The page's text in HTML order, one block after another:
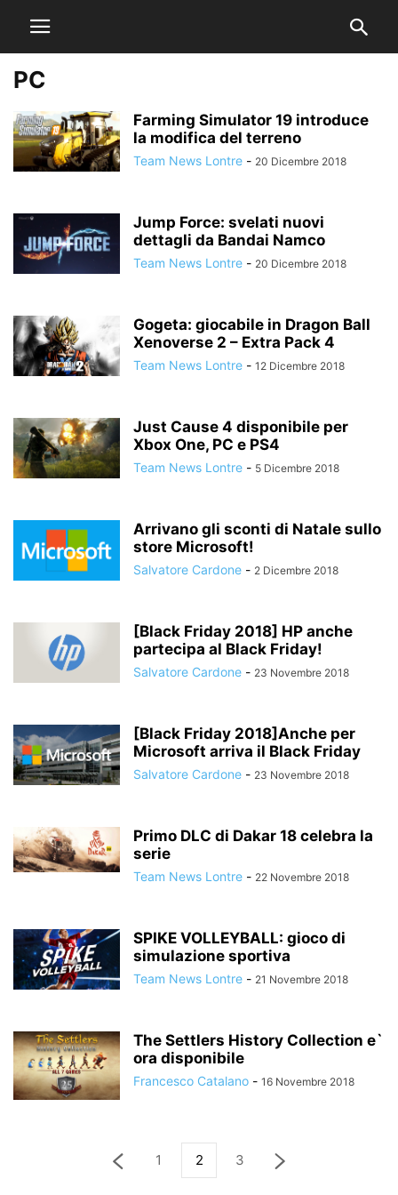
PC
Farming Simulator 19 introduce
la modifica del terreno
Team News Lontre - 20 Dicembre 2018
Jump Force: svelati nuovi
dettagli da Bandai Namco
Team News Lontre - 20 Dicembre 2018
Gogeta: giocabile in Dragon Ball
Xenoverse 2 – Extra Pack 4
Team News Lontre - 12 Dicembre 2018
Just Cause 4 disponibile per
Xbox One, PC e PS4
Team News Lontre - 5 Dicembre 2018
Arrivano gli sconti di Natale sullo
store Microsoft!
Salvatore Cardone - 2 Dicembre 2018
[Black Friday 2018] HP anche
partecipa al Black Friday!
Salvatore Cardone - 23 Novembre 2018
[Black Friday 2018]Anche per
Microsoft arriva il Black Friday
Salvatore Cardone - 23 Novembre 2018
Primo DLC di Dakar 18 celebra la
serie
Team News Lontre - 22 Novembre 2018
SPIKE VOLLEYBALL: gioco di
simulazione sportiva
Team News Lontre - 21 Novembre 2018
The Settlers History Collection e`
ora disponibile
Francesco Catalano - 16 Novembre 2018
1 2 3